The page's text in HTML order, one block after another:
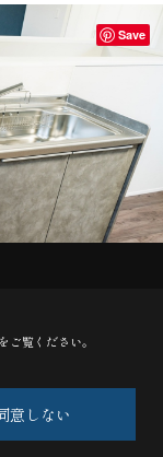
Save
ご覧ください。
意しない